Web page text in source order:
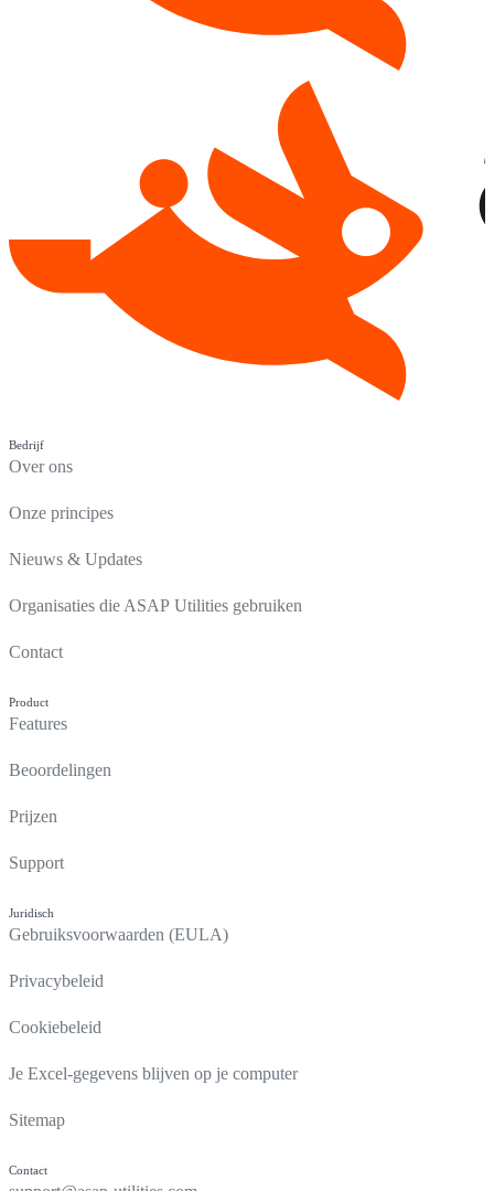
Bedrijf
Over ons
Onze principes
Nieuws & Updates
Organisaties die ASAP Utilities gebruiken
Contact
Product
Features
Beoordelingen
Prijzen
Support
Juridisch
Gebruiksvoorwaarden (EULA)
Privacybeleid
Cookiebeleid
Je Excel-gegevens blijven op je computer
Sitemap
Contact